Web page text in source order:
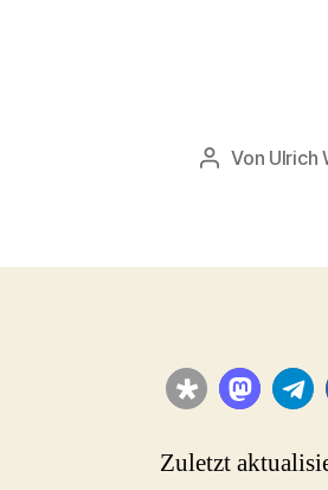
Beitragsautor
Von Ulrich
Zuletzt